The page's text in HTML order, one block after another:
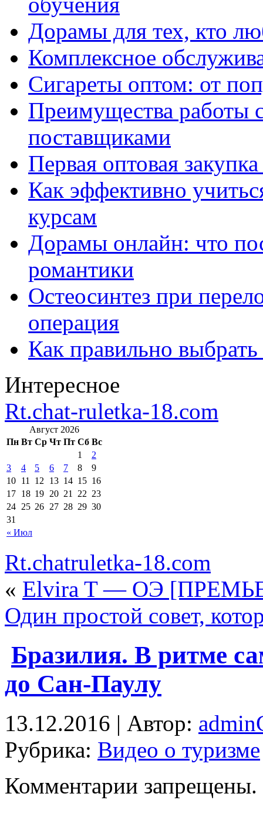
Дорамы для тех, кто
Комплексное
Сигареты оптом: от
Преимущества работы
поставщиками
Первая оптовая
Как эффективно
курсам
Дорамы онлайн: что
романтики
Остеосинтез при
операция
Как правильно
Интересное
Rt.chat-ruletka-18.com
Август 2026
Пн Вт Ср Чт Пт Сб Вс
« Июл
1
2
3
4 5 6 7 8
9
10 11 12 13 14 15 16
17 18 19 20 21 22 23
24 25 26 27 28 29 30
31
Rt.chatruletka-18.com
« Elvira T — ОЭ
Один простой совет,
Бразилия. В ритме
до Сан-Паулу
13.12.2016 | Автор:
Рубрика: Видео о туризме
Комментарии запрещены.